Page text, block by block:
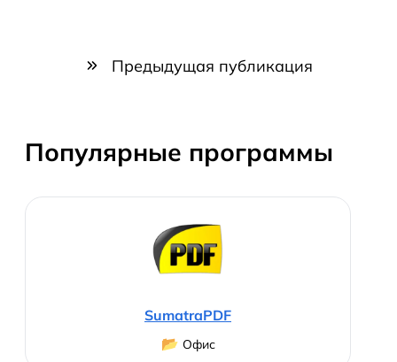
Предыдущая публикация
Популярные программы
SumatraPDF
📂 Офис